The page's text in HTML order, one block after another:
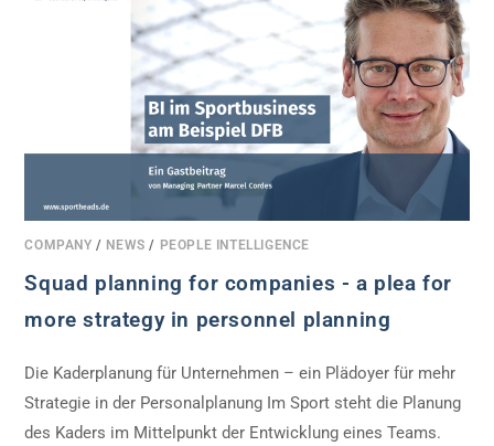
COMPANY / NEWS / PEOPLE INTELLIGENCE
Squad planning for companies - a plea for
more strategy in personnel planning
Die Kaderplanung für Unternehmen – ein Plädoyer für mehr
Strategie in der Personalplanung Im Sport steht die Planung
des Kaders im Mittelpunkt der Entwicklung eines Teams.